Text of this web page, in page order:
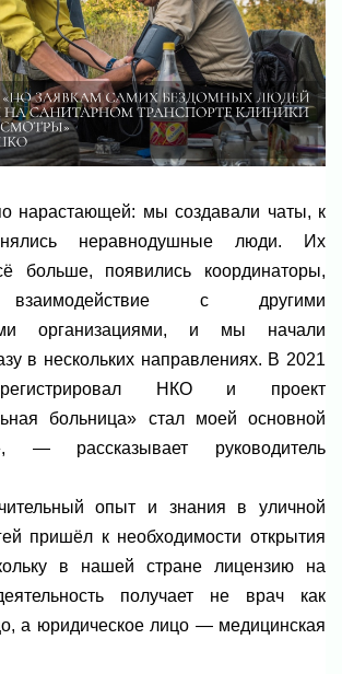
нарастающей: мы создавали чаты, к
неравнодушные люди. Их
больше, появились координаторы,
взаимодействие с другими
организациями, и мы начали
в нескольких направлениях. В 2021
НКО и проект
больница» стал моей основной
— рассказывает руководитель
опыт и знания в уличной
пришёл к необходимости открытия
в нашей стране лицензию на
получает не врач как
а юридическое лицо — медицинская